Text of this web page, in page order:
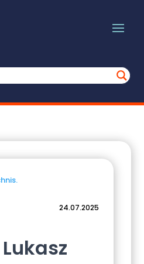
24.07.2025
Lukasz